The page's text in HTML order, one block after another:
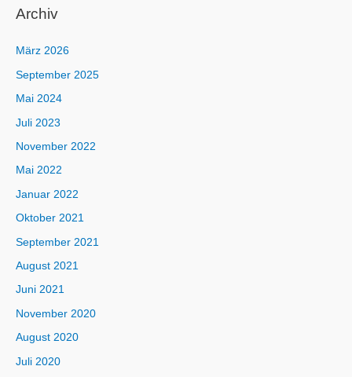
Archiv
März 2026
September 2025
Mai 2024
Juli 2023
November 2022
Mai 2022
Januar 2022
Oktober 2021
September 2021
August 2021
Juni 2021
November 2020
August 2020
Juli 2020